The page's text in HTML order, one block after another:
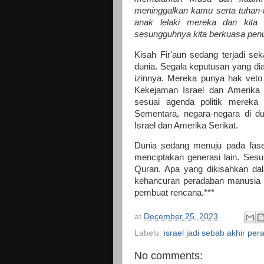
meninggalkan kamu serta
anak lelaki mereka dan kita
sesungguhnya kita berkuasa
Kisah Fir'aun sedang terjadi
dunia. Segala keputusan yang
izinnya. Mereka punya hak
Kekejaman Israel dan
sesuai agenda politik mereka
Sementara, negara-negara di
Israel dan Amerika Serikat.
Dunia sedang menuju pada
menciptakan generasi lain.
Quran. Apa yang dikisahkan
kehancuran peradaban
pembuat rencana.***
at December 25, 2023
Labels: israel jadi sebab akhir
No comments: